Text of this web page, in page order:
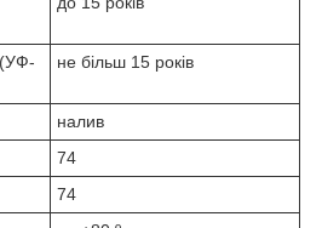
(УФ-
не більш 15 років
налив
74
74